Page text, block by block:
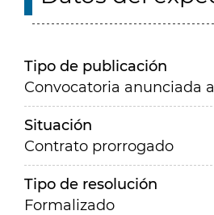
Tipo de publicación
Convocatoria anunciada
Situación
Contrato prorrogado
Tipo de resolución
Formalizado